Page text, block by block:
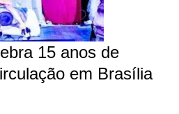
15 anos de
em Brasília